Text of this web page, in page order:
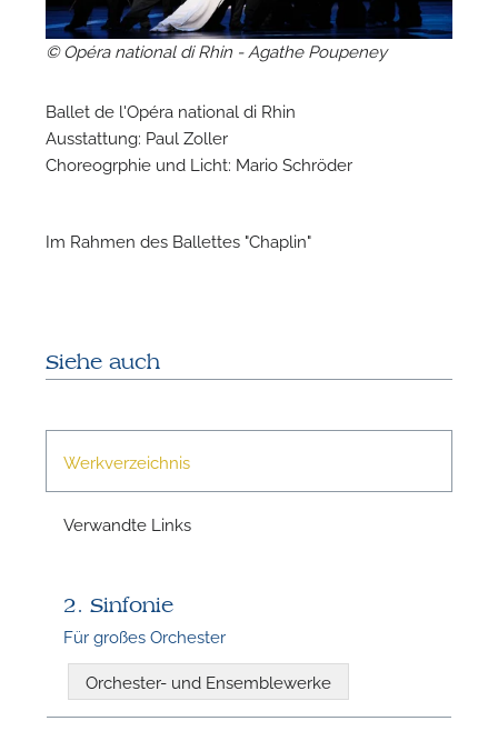
© Opéra national di Rhin - Agathe Poupeney
Ballet de l'Opéra national di Rhin
Ausstattung: Paul Zoller
Choreogrphie und Licht: Mario Schröder
Im Rahmen des Ballettes "Chaplin"
Siehe auch
Werkverzeichnis
Verwandte Links
2. Sinfonie
Für großes Orchester
Orchester- und Ensemblewerke